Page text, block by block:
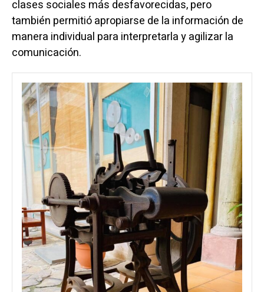
clases sociales más desfavorecidas, pero
también permitió apropiarse de la información de
manera individual para interpretarla y agilizar la
comunicación.